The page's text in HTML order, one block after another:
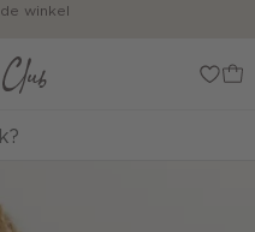
winkel
bezorgd
Riverty, Apple pay & creditcard